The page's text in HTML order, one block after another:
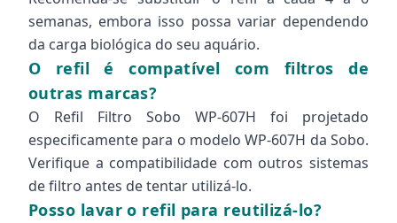
semanas, embora isso possa variar dependendo
da carga biológica do seu aquário.
O refil é compatível com filtros de
outras marcas?
O Refil Filtro Sobo WP-607H foi projetado
especificamente para o modelo WP-607H da Sobo.
Verifique a compatibilidade com outros sistemas
de filtro antes de tentar utilizá-lo.
Posso lavar o refil para reutilizá-lo?